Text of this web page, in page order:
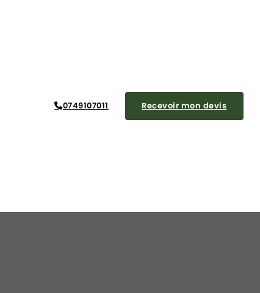
0749107011 Recevoir mon devis